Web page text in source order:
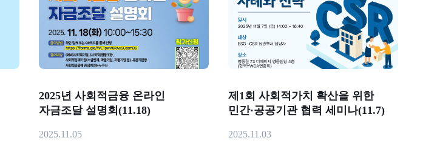
2025년 사회적금융 온라인
자금조달 설명회(11.18)
2025.11.05
제1회 사회적가치 확산을 위한
민간·공공기관 협력 세미나(11.7)
2025.11.03